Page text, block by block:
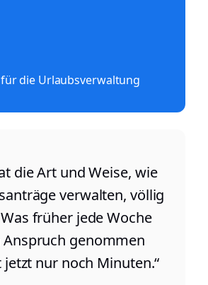
die Urlaubsverwaltung
die Art und Weise, wie
verwalten, völlig
früher jede Woche
Anspruch genommen
nur noch Minuten.“